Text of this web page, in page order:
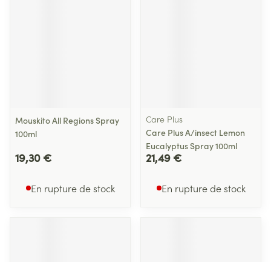
Mouskito All Regions Spray
100ml
19,30 €
En rupture de stock
Care Plus
Care Plus A/insect Lemon
Eucalyptus Spray 100ml
21,49 €
En rupture de stock